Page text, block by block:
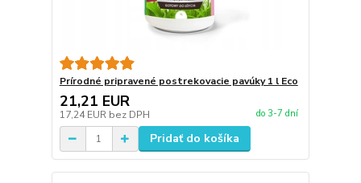
Prírodné pripravené postrekovacie pavúky 1 l Eco
21,21 EUR
17,24 EUR bez DPH do 3-7 dní
Pridať do košíka